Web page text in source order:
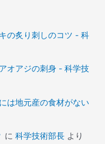
の炙り刺しのコツ - 科
オアジの刺身 - 科学技
は地元産の食材がない
に科学技術部長 より